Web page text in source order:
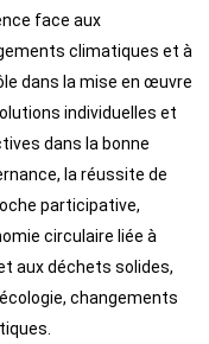
face aux
climatiques et à
dans la mise en œuvre
individuelles et
dans la bonne
la réussite de
participative,
circulaire liée à
et aux déchets solides,
changements